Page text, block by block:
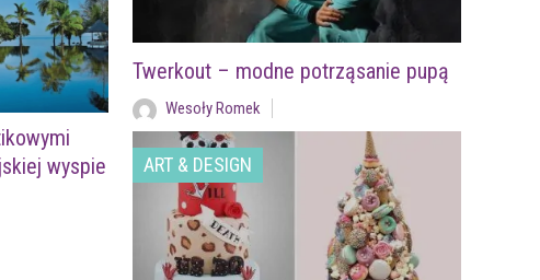
wyspie
Twerkout – modne potrząsanie pupą
Wesoły Romek
ART & DESIGN